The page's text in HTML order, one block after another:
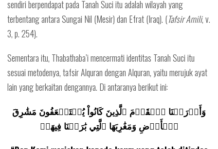
sendiri berpendapat pada Tanah Suci itu adalah wilayah yang
terbentang antara Sungai Nil (Mesir) dan Efrat (Iraq). (Tafsir Amili, v.
3, p. 254).
Sementara itu, Thabathaba’i mencermati identitas Tanah Suci itu
sesuai metodenya, tafsir Alquran dengan Alquran, yaitu merujuk ayat
lain yang berkaitan dengannya. Di antaranya berikut ini:
وَأَوۡرَثۡنَا ٱلۡقَوۡمَ ٱلَّذِينَ كَانُواْ يُسۡتَضۡعَفُونَ مَشَٰرِقَ
ٱلۡأَرۡضِ وَمَغَٰرِبَهَا ٱلَّتِي بَٰرَكۡنَا فِيهَاۖ